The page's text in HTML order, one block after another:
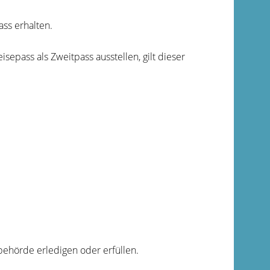
erhalten.
als Zweitpass ausstellen, gilt dieser
erledigen oder erfüllen.